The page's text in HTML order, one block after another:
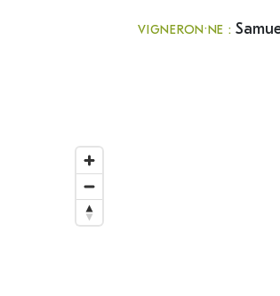
VIGNERON·NE :